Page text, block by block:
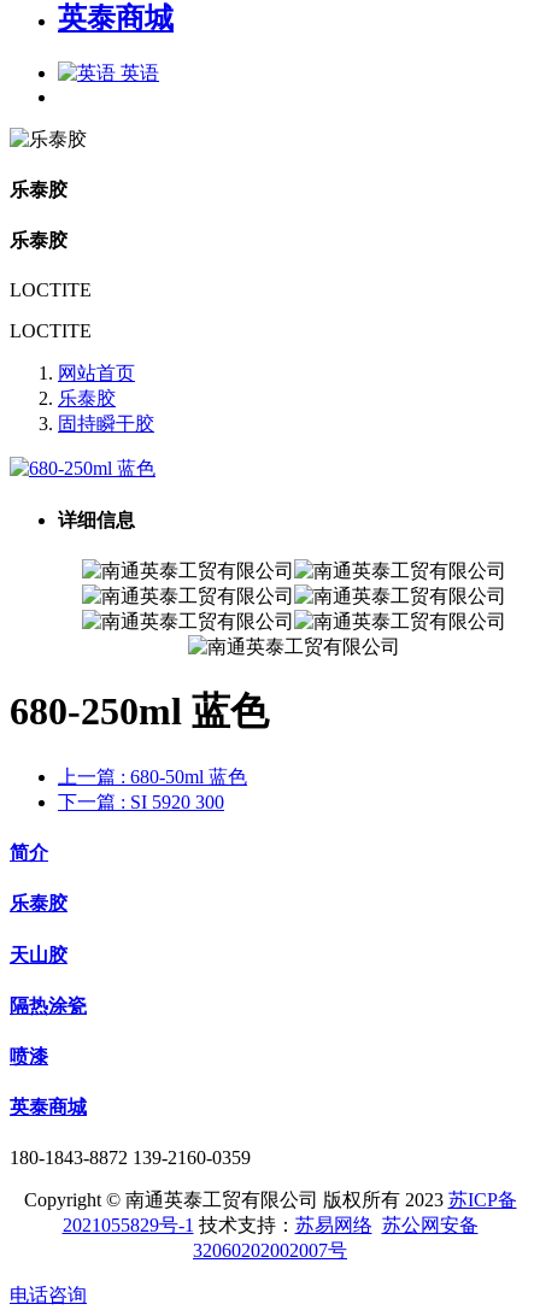
英泰商城
英语
乐泰胶
乐泰胶
LOCTITE
LOCTITE
网站首页
乐泰胶
固持瞬干胶
详细信息
680-250ml 蓝色
上一篇 : 680-50ml 蓝色
下一篇 : SI 5920 300
简介
乐泰胶
天山胶
隔热涂瓷
喷漆
英泰商城
180-1843-8872 139-2160-0359
Copyright © 南通英泰工贸有限公司 版权所有 2023 苏ICP备
2021055829号-1 技术支持： 苏易网络 苏公网安备
32060202002007号
电话咨询